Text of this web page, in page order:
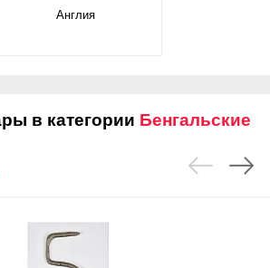
Англия
в категории Бенгальские